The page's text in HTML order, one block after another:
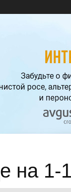
на 1-